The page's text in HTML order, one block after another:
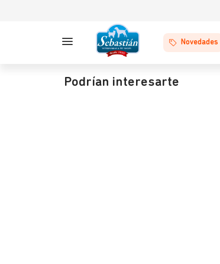
Novedades
Podrían interesarte